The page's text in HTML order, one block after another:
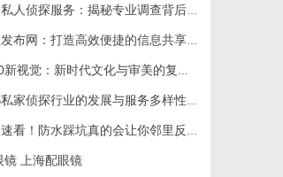
侦探服务：揭秘专业调查背后的故事与应用
布网：打造高效便捷的信息共享平台
视觉：新时代文化与审美的复兴与创新
家侦探行业的发展与服务多样性解析
看！防水踩坑真的会让你邻里反目
镜 上海配眼镜